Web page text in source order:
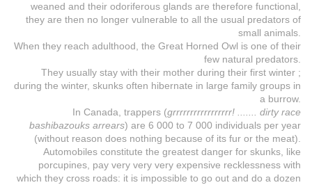
weaned and their odoriferous glands are therefore functional,
they are then no longer vulnerable to all the usual predators of
small animals.
When they reach adulthood, the Great Horned Owl is one of their
few natural predators.
They usually stay with their mother during their first winter ;
during the winter, skunks often hibernate in large family groups in
a burrow.
In Canada, trappers (grrrrrrrrrrrrrrrrr! ....... dirty race
bashibazouks arrears) are 6 000 to 7 000 individuals per year
(without reason does nothing because of its fur or the meat).
Automobiles constitute the greatest danger for skunks, like
porcupines, pay very very very expensive recklessness with
which they cross roads: it is impossible to go out and do a dozen